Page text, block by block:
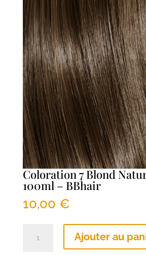
Coloration 7 Blond
100ml – BBhair
10,00 €
Ajouter au